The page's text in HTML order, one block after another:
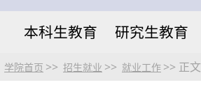
本科生教育 研究生教育
学院首页 >> 招生就业 >> 就业工作 >> 正文